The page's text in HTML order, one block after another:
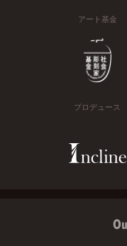
アート基金
プロデュース